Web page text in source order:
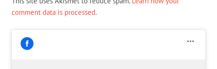
comment data is processed.